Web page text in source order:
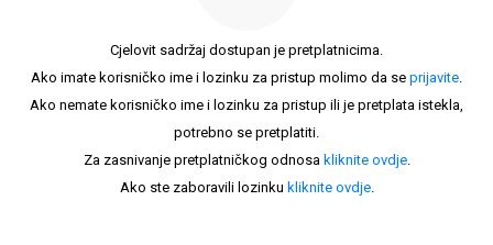
Cjelovit sadržaj dostupan je pretplatnicima.
Ako imate korisničko ime i lozinku za pristup molimo da se prijavite.
Ako nemate korisničko ime i lozinku za pristup ili je pretplata istekla,
potrebno se pretplatiti.
Za zasnivanje pretplatničkog odnosa kliknite ovdje.
Ako ste zaboravili lozinku kliknite ovdje.